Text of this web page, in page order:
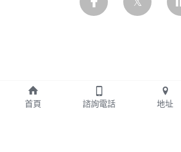
首頁 諮詢電話 地址